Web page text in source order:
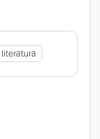
literatura